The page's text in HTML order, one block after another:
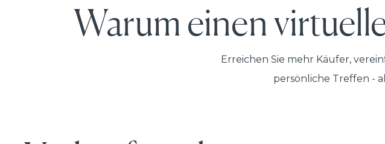
Warum einen
Erreichen Sie mehr Käufer,
persönliche Treffen -